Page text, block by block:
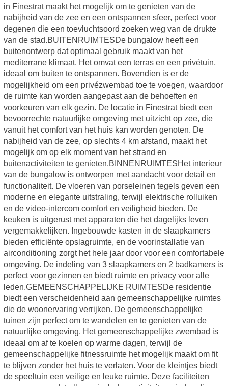
in Finestrat maakt het mogelijk om te genieten van de
nabijheid van de zee en een ontspannen sfeer, perfect voor
degenen die een toevluchtsoord zoeken weg van de drukte
van de stad.BUITENRUIMTESDe bungalow heeft een
buitenontwerp dat optimaal gebruik maakt van het
mediterrane klimaat. Het omvat een terras en een privétuin,
ideaal om buiten te ontspannen. Bovendien is er de
mogelijkheid om een privézwembad toe te voegen, waardoor
de ruimte kan worden aangepast aan de behoeften en
voorkeuren van elk gezin. De locatie in Finestrat biedt een
bevoorrechte natuurlijke omgeving met uitzicht op zee, die
vanuit het comfort van het huis kan worden genoten. De
nabijheid van de zee, op slechts 4 km afstand, maakt het
mogelijk om op elk moment van het strand en
buitenactiviteiten te genieten.BINNENRUIMTESHet interieur
van de bungalow is ontworpen met aandacht voor detail en
functionaliteit. De vloeren van porseleinen tegels geven een
moderne en elegante uitstraling, terwijl elektrische rolluiken
en de video-intercom comfort en veiligheid bieden. De
keuken is uitgerust met apparaten die het dagelijks leven
vergemakkelijken. Ingebouwde kasten in de slaapkamers
bieden efficiënte opslagruimte, en de voorinstallatie van
airconditioning zorgt het hele jaar door voor een comfortabele
omgeving. De indeling van 3 slaapkamers en 2 badkamers is
perfect voor gezinnen en biedt ruimte en privacy voor alle
leden.GEMEENSCHAPPELIJKE RUIMTESDe residentie
biedt een verscheidenheid aan gemeenschappelijke ruimtes
die de woonervaring verrijken. De gemeenschappelijke
tuinen zijn perfect om te wandelen en te genieten van de
natuurlijke omgeving. Het gemeenschappelijke zwembad is
ideaal om af te koelen op warme dagen, terwijl de
gemeenschappelijke fitnessruimte het mogelijk maakt om fit
te blijven zonder het huis te verlaten. Voor de kleintjes biedt
de speeltuin een veilige en leuke ruimte. Deze faciliteiten